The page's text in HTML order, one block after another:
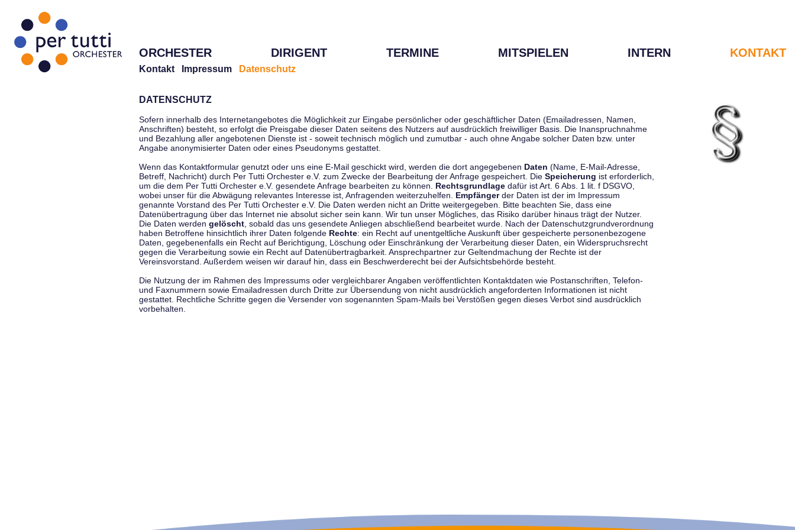
ORCHESTER DIRIGENT TERMINE MITSPIELEN INTERN KONTAKT
Kontakt Impressum Datenschutz
DATENSCHUTZ
Sofern innerhalb des Internetangebotes die Möglichkeit zur Eingabe persönlicher oder geschäftlicher Daten (Emailadressen, Namen,
Anschriften) besteht, so erfolgt die Preisgabe dieser Daten seitens des Nutzers auf ausdrücklich freiwilliger Basis. Die Inanspruchnahme
und Bezahlung aller angebotenen Dienste ist - soweit technisch möglich und zumutbar - auch ohne Angabe solcher Daten bzw. unter
Angabe anonymisierter Daten oder eines Pseudonyms gestattet.
Wenn das Kontaktformular genutzt oder uns eine E-Mail geschickt wird, werden die dort angegebenen Daten (Name, E-Mail-Adresse,
Betreff, Nachricht) durch Per Tutti Orchester e.V. zum Zwecke der Bearbeitung der Anfrage gespeichert. Die Speicherung ist erforderlich,
um die dem Per Tutti Orchester e.V. gesendete Anfrage bearbeiten zu können. Rechtsgrundlage dafür ist Art. 6 Abs. 1 lit. f DSGVO,
wobei unser für die Abwägung relevantes Interesse ist, Anfragenden weiterzuhelfen. Empfängerder Daten ist der im Impressum
genannte Vorstand des Per Tutti Orchester e.V. Die Daten werden nicht an Dritte weitergegeben. Bitte beachten Sie, dass eine
Datenübertragung über das Internet nie absolut sicher sein kann. Wir tun unser Mögliches, das Risiko darüber hinaus trägt der Nutzer.
Die Daten werden gelöscht , sobald das uns gesendete Anliegen abschließend bearbeitet wurde. Nach der Datenschutzgrundverordnung
haben Betroffene hinsichtlich ihrer Daten folgende Rechte: ein Recht auf unentgeltliche Auskunft über gespeicherte personenbezogene
Daten, gegebenenfalls ein Recht auf Berichtigung, Löschung oder Einschränkung der Verarbeitung dieser Daten, ein Widerspruchsrecht
gegen die Verarbeitung sowie ein Recht auf Datenübertragbarkeit. Ansprechpartner zur Geltendmachung der Rechte ist der
Vereinsvorstand. Außerdem weisen wir darauf hin, dass ein Beschwerderecht bei der Aufsichtsbehörde besteht.
Die Nutzung der im Rahmen des Impressums oder vergleichbarer Angaben veröffentlichten Kontaktdaten wie Postanschriften, Telefon-
und Faxnummern sowie Emailadressen durch Dritte zur Übersendung von nicht ausdrücklich angeforderten Informationen ist nicht
gestattet. Rechtliche Schritte gegen die Versender von sogenannten Spam-Mails bei Verstößen gegen dieses Verbot sind ausdrücklich
vorbehalten.